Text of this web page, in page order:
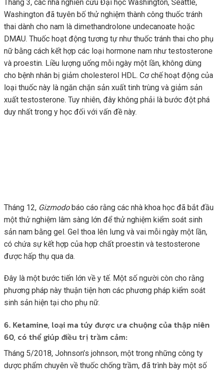
Tháng 3, các nhà nghiên cứu Đại học Washington, Seattle,
Washington đã tuyên bố thử nghiệm thành công thuốc tránh
thai dành cho nam là dimethandrolone undecanoate hoặc
DMAU. Thuốc hoạt động tương tự như thuốc tránh thai cho phụ
nữ bằng cách kết hợp các loại hormone nam như testosterone
và proestin. Liều lượng uống mỗi ngày một lần, không dùng
cho bệnh nhân bị giảm cholesterol HDL. Cơ chế hoạt động của
loại thuốc này là ngăn chặn sản xuất tinh trùng và giảm sản
xuất testosterone. Tuy nhiên, đây không phải là bước đột phá
duy nhất trong y học đối với vấn đề này.
Tháng 12, Gizmodobáo cáo rằng các nhà khoa học đã bắt đầu
một thử nghiệm lâm sàng lớn để thử nghiệm kiểm soát sinh
sản nam bằng gel. Gel thoa lên lưng và vai mỗi ngày một lần,
có chứa sự kết hợp của hợp chất proestin và testosterone
được hấp thụ qua da.
Đây là một bước tiến lớn về y tế. Một số người còn cho rằng
phương pháp này thuận tiện hơn các phương pháp kiểm soát
sinh sản hiện tại cho phụ nữ.
6. Ketamine, loại ma túy được ưa chuộng của thập niên
60, có thể giúp điều trị trầm cảm:
Tháng 5/2018, Johnson’s johnson, một trong những công ty
dược phẩm chuyên về thuốc chống trầm, đã trình bày một số